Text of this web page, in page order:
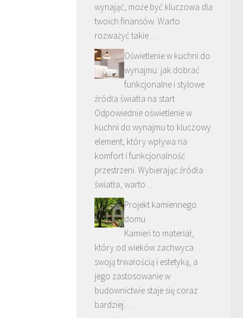
wynająć, może być kluczowa dla
twoich finansów. Warto
rozważyć takie …
Oświetlenie w kuchni do
wynajmu: jak dobrać
funkcjonalne i stylowe
źródła światła na start
Odpowiednie oświetlenie w
kuchni do wynajmu to kluczowy
element, który wpływa na
komfort i funkcjonalność
przestrzeni. Wybierając źródła
światła, warto …
Projekt kamiennego
domu
Kamień to materiał,
który od wieków zachwyca
swoją trwałością i estetyką, a
jego zastosowanie w
budownictwie staje się coraz
bardziej …